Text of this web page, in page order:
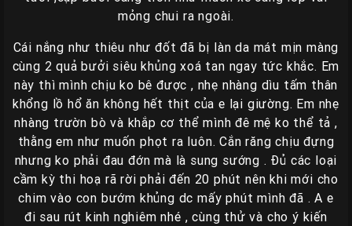
TP
Miền
Nam
Các
TP
Tây
Nguyên
Các
mỏng chui ra ngoài.
Cái nắng như thiêu như đốt đã bị làn da mát mịn màng
cùng 2 quả bưởi siêu khủng xoá tan ngay tức khắc. Em
này thì mình chịu ko bê được , nhẹ nhàng dìu tấm thân
khổng lồ hổ ăn không hết thịt của e lại giường. Em nhẹ
nhàng trườn bò và khắp cơ thể mình đê mệ ko thể tả ,
thằng em như muốn phọt ra luôn. Cắn răng chịu đựng
nhưng ko phải đau đớn mà là sung sướng . Đủ các loại
cầm kỳ thi hoạ rã rời phải đến 20 phút nên khi mới cho
chim vào con bướm khủng dc mấy phút mình đã . A e
đi sau rút kinh nghiêm nhé , cùng thử và cho ý kiến